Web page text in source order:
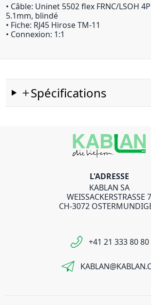
• Câble: Uninet 5502 flex FRNC/LSOH
5.1mm, blindé
• Fiche: RJ45 Hirose TM-11
• Connexion: 1:1
Spécifications
L'ADRESSE
KABLAN SA
WEISSACKERSTRASSE 7
CH-3072
+41 21 333 80 80